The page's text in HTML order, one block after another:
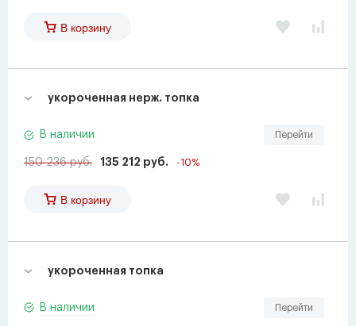
В корзину
укороченная нерж. топка
Перейти
В наличии
150 236 руб. 135 212 руб. -10%
В корзину
укороченная топка
Перейти
В наличии